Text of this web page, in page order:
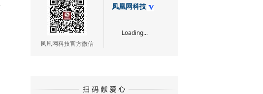
凤凰网科技官方微信
凤凰网科技
Loading...